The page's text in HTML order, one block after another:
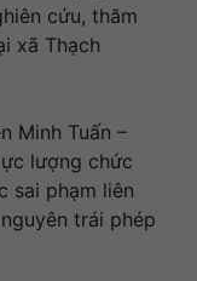
cứu, thăm
xã Thạch
Minh Tuấn –
lượng chức
sai phạm liên
trái phép